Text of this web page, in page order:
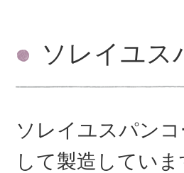
ソレイユス
ソレイユスパン
して製造していま